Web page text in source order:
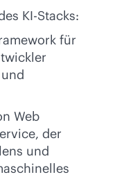
KI-Stacks:
für
Web
der
und